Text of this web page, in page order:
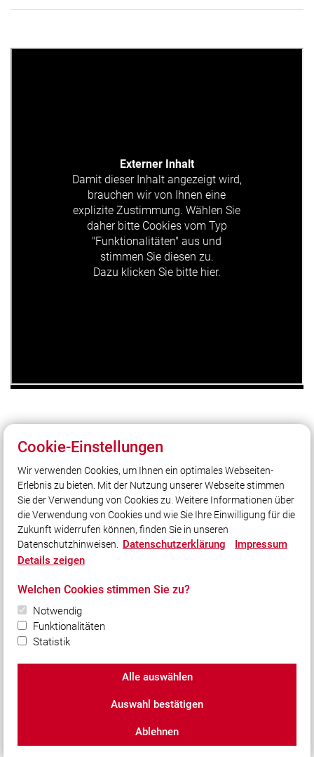
Externer Inhalt
Damit dieser Inhalt angezeigt wird,
brauchen wir von Ihnen eine
explizite Zustimmung. Wählen Sie
daher bitte Cookies vom Typ
"Funktionalitäten" aus und
stimmen Sie diesen zu.
Dazu klicken Sie bitte hier.
Unser Leitsatz
Cool genug…
…für ein heißes Hobby?
Social Media
Bleiben Sie mit uns in Kontakt und vernetzen Sie sich
mit uns!
© 2026 Freiwillige Feuerwehr Puchheim-Bahnhof
Datenschutz|Cookie-Einstellungen
Cookie-Einstellungen
Wir verwenden Cookies, um Ihnen ein optimales Webseiten-
Erlebnis zu bieten. Mit der Nutzung unserer Webseite stimmen
Sie der Verwendung von Cookies zu. Weitere Informationen über
die Verwendung von Cookies und wie Sie Ihre Einwilligung für die
Zukunft widerrufen können, finden Sie in unseren
Datenschutzhinweisen. Datenschutzerklärung
Impressum
Details zeigen
Welchen Cookies stimmen Sie zu?
Notwendig
Funktionalitäten
Statistik
Alle auswählen
Auswahl bestätigen
Ablehnen